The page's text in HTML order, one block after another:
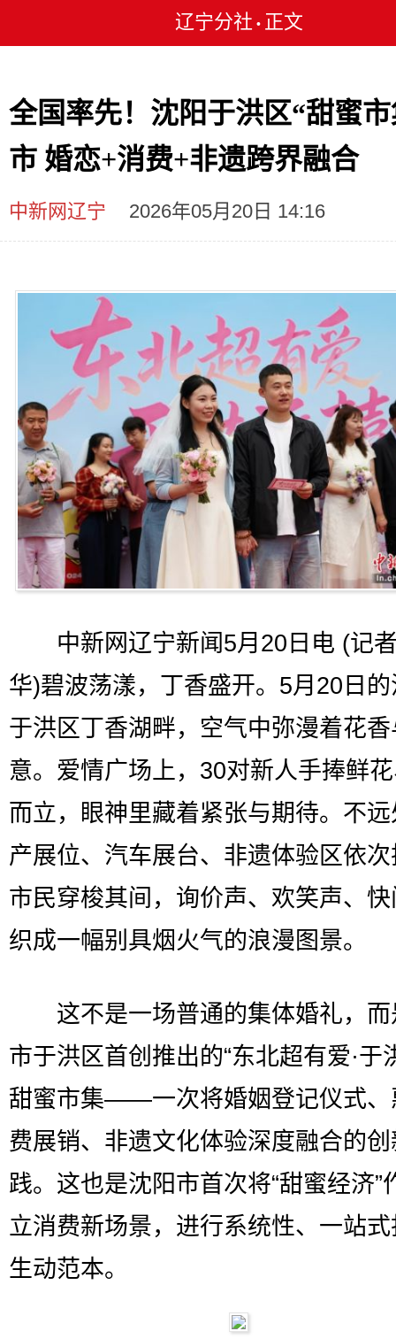
辽宁分社 • 正文
全国率先！沈阳于洪区“甜蜜
市 婚恋+消费+非遗跨界融合
中新网辽宁 2026年05月20日 14:16
中新网辽宁新闻5月20日电 (记
华)碧波荡漾，丁香盛开。5月20日
于洪区丁香湖畔，空气中弥漫着花
意。爱情广场上，30对新人手捧鲜
而立，眼神里藏着紧张与期待。不
产展位、汽车展台、非遗体验区依
市民穿梭其间，询价声、欢笑声、
织成一幅别具烟火气的浪漫图景。
这不是一场普通的集体婚礼，而
市于洪区首创推出的“东北超有爱·于
甜蜜市集——一次将婚姻登记仪式、
费展销、非遗文化体验深度融合的
践。这也是沈阳市首次将“甜蜜经济”
立消费新场景，进行系统性、一站
生动范本。